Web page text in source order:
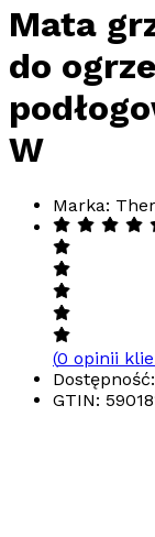
Mata
do
W
Marka:
(0 opinii
GTIN: